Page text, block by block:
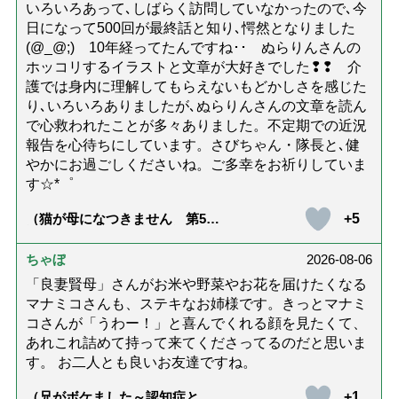
いろいろあって､しばらく訪問していなかったので､今
日になって500回が最終話と知り､愕然となりました
(@_@;) 10年経ってたんですね･･ ぬらりんさんの
ホッコリするイラストと文章が大好きでした❢❢ 介
護では身内に理解してもらえないもどかしさを感じた
り､いろいろありましたが､ぬらりんさんの文章を読ん
で心救われたことが多々ありました。不定期での近況
報告を心待ちにしています。さびちゃん・隊長と､健
やかにお過ごしくださいね。ご多幸をお祈りしていま
す☆*゜
（猫が母になつきません 第500
+5
ちゃぼ
2026-08-06
「良妻賢母」さんがお米や野菜やお花を届けたくなる
マナミコさんも、ステキなお姉様です。きっとマナミ
コさんが「うわー！」と喜んでくれる顔を見たくて、
あれこれ詰めて持って来てくださってるのだと思いま
す。 お二人とも良いお友達ですね。